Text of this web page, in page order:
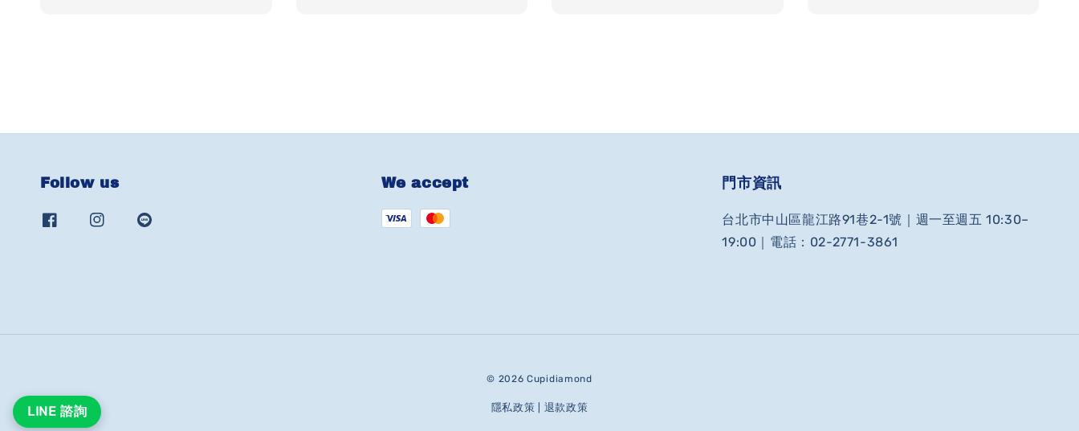
Follow us We accept 門市資訊
台北市中山區龍江路91巷2-1號｜週一至週五 10:30–
19:00｜電話：02-2771-3861
© 2026 Cupidiamond
隱私政策 退款政策
LINE 諮詢